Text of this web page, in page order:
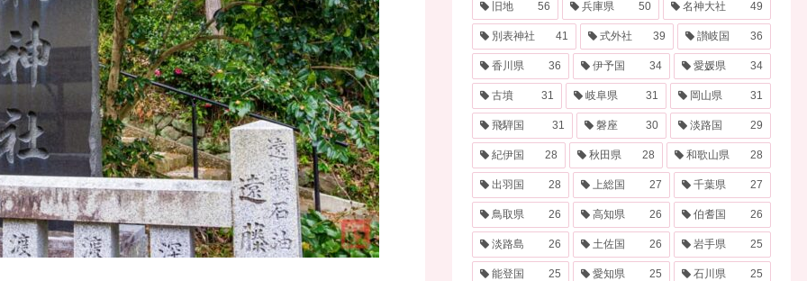
旧地 56 兵庫県 50 名神大社 49
別表神社 41 式外社 39 讃岐国 36
香川県 36 伊予国 34 愛媛県 34
古墳 31 岐阜県 31 岡山県 31
飛騨国 31 磐座 30 淡路国 29
紀伊国 28 秋田県 28 和歌山県 28
出羽国 28 上総国 27 千葉県 27
鳥取県 26 高知県 26 伯耆国 26
淡路島 26 土佐国 26 岩手県 25
能登国 25 愛知県 25 石川県 25